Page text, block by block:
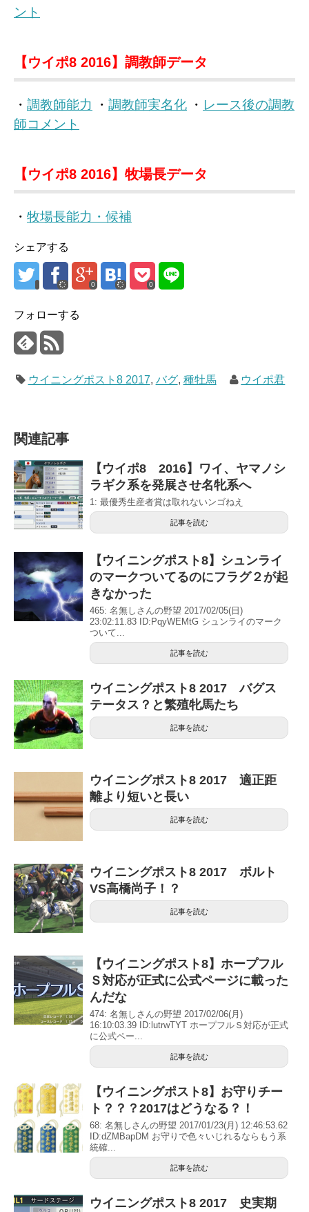
ント
【ウイポ8 2016】調教師データ
・ 調教師能力 ・ 調教師実名化 ・ レース後の調教
師コメント
【ウイポ8 2016】牧場長データ
・ 牧場長能力・候補
シェアする
0 0
フォローする
ウイニングポスト8 2017, バグ, 種牡馬 ウイポ君
関連記事
【ウイポ8 2016】ワイ、ヤマノシ
ラギク系を発展させ名牝系へ
1: 最優秀生産者賞は取れないンゴねえ
記事を読む
【ウイニングポスト8】シュンライ
のマークついてるのにフラグ２が起
きなかった
465: 名無しさんの野望 2017/02/05(日)
23:02:11.83 ID:PqyWEMtG シュンライのマーク
ついて...
記事を読む
ウイニングポスト8 2017 バグス
テータス？と繁殖牝馬たち
記事を読む
ウイニングポスト8 2017 適正距
離より短いと長い
記事を読む
ウイニングポスト8 2017 ボルト
VS高橋尚子！？
記事を読む
【ウイニングポスト8】ホープフル
Ｓ対応が正式に公式ページに載った
んだな
474: 名無しさんの野望 2017/02/06(月)
16:10:03.39 ID:lutrwTYT ホープフルＳ対応が正式
に公式ペー...
記事を読む
【ウイニングポスト8】お守りチー
ト？？？2017はどうなる？！
68: 名無しさんの野望 2017/01/23(月) 12:46:53.62
ID:dZMBapDM お守りで色々いじれるならもう系
統確...
記事を読む
ウイニングポスト8 2017 史実期